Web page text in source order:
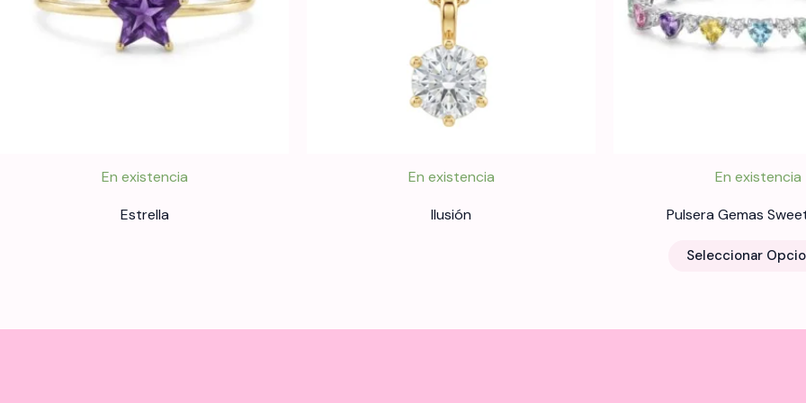
En existencia
Estrella
En existencia
Ilusión
En existencia
Pulsera Gemas
Seleccionar